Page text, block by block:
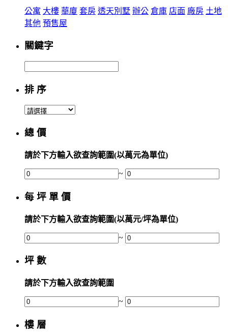
公寓 大樓 華廈 套房 透天別墅 辦公 倉庫 店面 廠房 土地
其他 預售屋
關鍵字
排 序
總 價
請於下方輸入欲查詢範圍(以萬元為單位)
~
每 坪 單 價
請於下方輸入欲查詢範圍(以萬元/坪為單位)
~
坪 數
請於下方輸入欲查詢範圍
~
樓 層